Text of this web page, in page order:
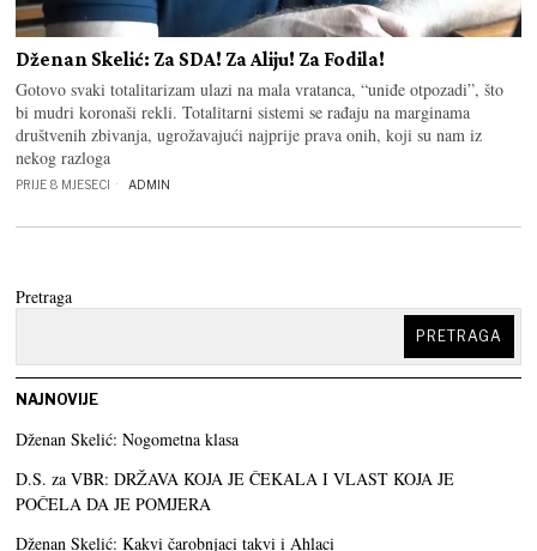
Dženan Skelić: Za SDA! Za Aliju! Za Fodila!
Gotovo svaki totalitarizam ulazi na mala vratanca, “uniđe otpozadi”, što
bi mudri koronaši rekli. Totalitarni sistemi se rađaju na marginama
društvenih zbivanja, ugrožavajući najprije prava onih, koji su nam iz
nekog razloga
PRIJE 8 MJESECI ADMIN
Pretraga
PRETRAGA
NAJNOVIJE
Dženan Skelić: Nogometna klasa
D.S. za VBR: DRŽAVA KOJA JE ČEKALA I VLAST KOJA JE
POČELA DA JE POMJERA
Dženan Skelić: Kakvi čarobnjaci takvi i Ahlaci